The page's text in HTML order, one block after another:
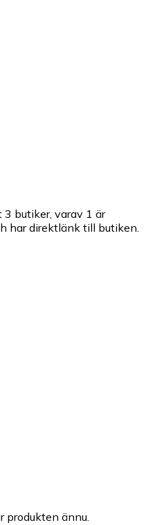
butiker, varav 1 är
har direktlänk till butiken.
produkten ännu.